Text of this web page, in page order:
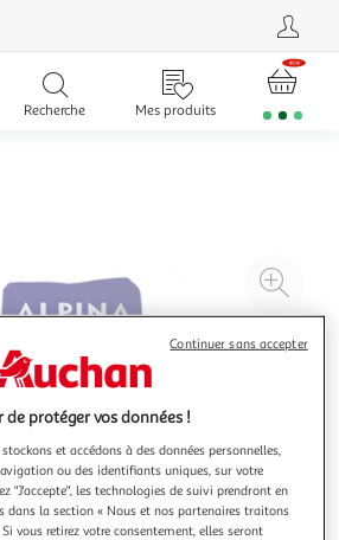
Recherche Mes produits
à
de protéger vos données !
et accédons à des données personnelles,
ou des identifiants uniques, sur votre
"J'accepte", les technologies de suivi prendront en
dans la section « Nous et nos partenaires traitons
vous retirez votre consentement, elles seront
Continuer sans accepter